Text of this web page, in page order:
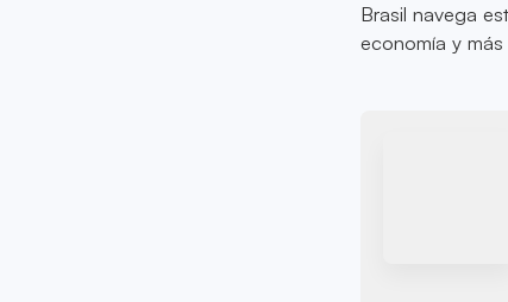
Brasil navega
economía y más